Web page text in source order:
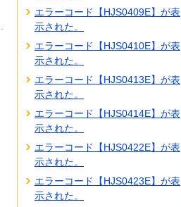
エラーコード【HJS0409E】が表
示された。
エラーコード【HJS0410E】が表
示された。
エラーコード【HJS0413E】が表
示された。
エラーコード【HJS0414E】が表
示された。
エラーコード【HJS0422E】が表
示された。
エラーコード【HJS0423E】が表
示された。